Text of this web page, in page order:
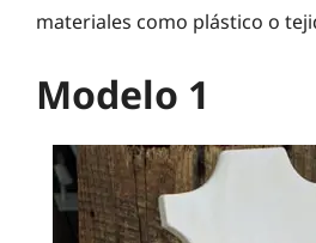
materiales como plástico o
Modelo 1